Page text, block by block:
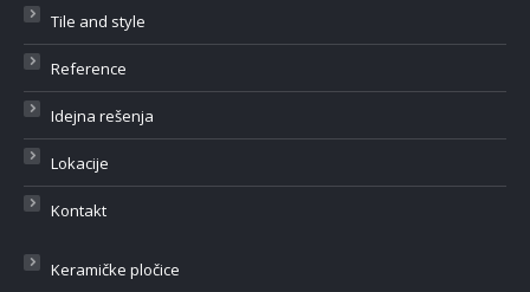
Tile and style
Reference
Idejna rešenja
Lokacije
Kontakt
Keramičke pločice